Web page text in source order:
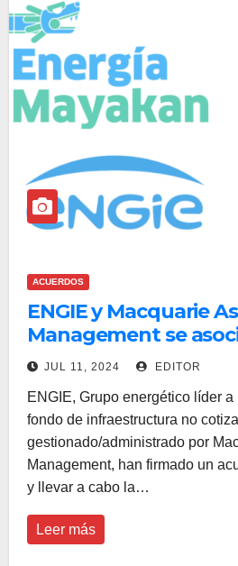
ACUERDOS
ENGIE y Macquarie
Management se
construcción de
JUL 11, 2024 EDITOR
ENGIE, Grupo energético líder
fondo de infraestructura no
gestionado/administrado por
Management, han firmado un
y llevar a cabo la…
Leer más